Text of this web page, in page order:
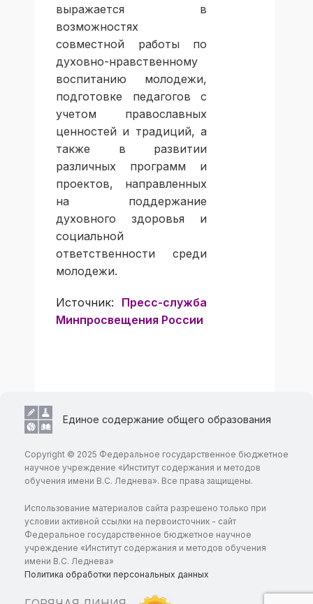
выражается в
возможностях
совместной работы по
духовно-нравственному
воспитанию молодежи,
подготовке педагогов с
учетом православных
ценностей и традиций, а
также в развитии
различных программ и
проектов, направленных
на поддержание
духовного здоровья и
социальной
ответственности среди
молодежи.
Источник:
Пресс-служба
Минпросвещения России
Единое содержание общего образования
Copyright © 2025 Федеральное государственное бюджетное
научное учреждение «Институт содержания и методов
обучения имени В.С. Леднева». Все права защищены.
Использование материалов сайта разрешено только при
условии активной ссылки на первоисточник - сайт
Федеральное государственное бюджетное научное
учреждение «Институт содержания и методов обучения
имени В.С. Леднева»
Политика обработки персональных данных